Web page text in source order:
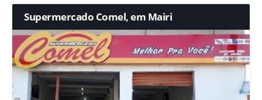
Supermercado Comel, em Mairi